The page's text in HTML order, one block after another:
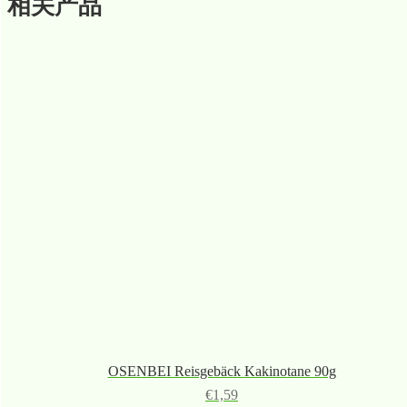
相关产品
OSENBEI Reisgebäck Kakinotane 90g
€1,59